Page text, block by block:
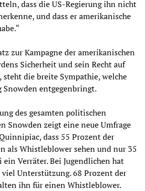
dass die US-Regierung ihn nicht
und dass er amerikanische
zur Kampagne der amerikanischen
Sicherheit und sein Recht auf
die breite Sympathie, welche
Snowden entgegenbringt.
des gesamten politischen
Snowden zeigt eine neue Umfrage
dass 55 Prozent der
als Whistleblower sehen und nur 35
ein Verräter. Bei Jugendlichen hat
viel Unterstützung. 68 Prozent der
ihn für einen Whistleblower.